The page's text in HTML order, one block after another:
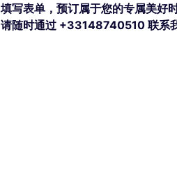
填写表单，预订属于您的专属美好
请随时通过 +33148740510 联系